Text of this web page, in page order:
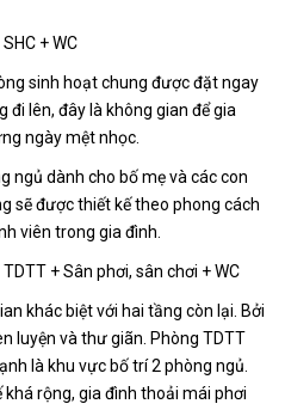
+ WC
sinh hoạt chung được đặt ngay
lên, đây là không gian để gia
ngày mệt nhọc.
ngủ dành cho bố mẹ và các con
sẽ được thiết kế theo phong cách
viên trong gia đình.
+ Sân phơi, sân chơi + WC
khác biệt với hai tầng còn lại. Bởi
luyện và thư giãn. Phòng TDTT
là khu vực bố trí 2 phòng ngủ.
rộng, gia đình thoải mái phơi